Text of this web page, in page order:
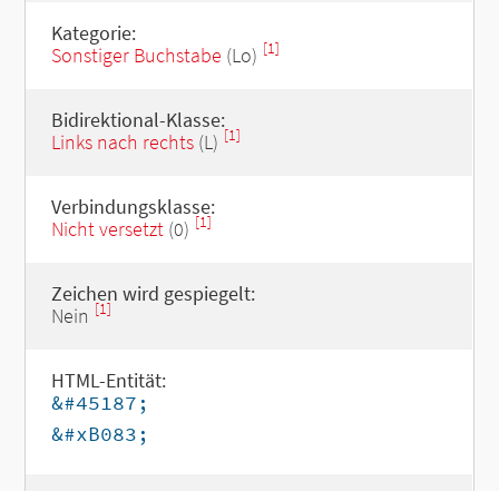
Kategorie:
Sonstiger Buchstabe (Lo) [1]
Bidirektional-Klasse:
Links nach rechts(L) [1]
Verbindungsklasse:
Nicht versetzt(0) [1]
Zeichen wird gespiegelt:
Nein [1]
HTML-Entität:
&#45187;
&#xB083;